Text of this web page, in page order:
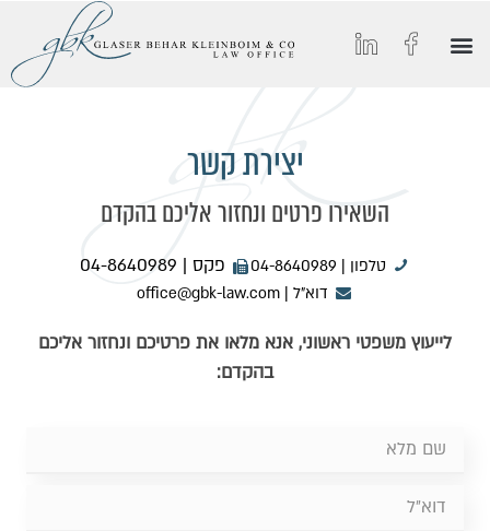
יצירת קשר
השאירו פרטים ונחזור אליכם בהקדם
טלפון | 04-8640989 פקס | 04-8640989
דוא״ל | office@gbk-law.com
לייעוץ משפטי ראשוני, אנא מלאו את פרטיכם ונחזור אליכם
בהקדם: